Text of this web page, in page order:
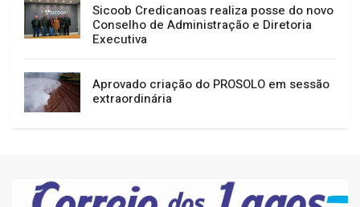
Sicoob Credicanoas realiza posse do novo
Conselho de Administração e Diretoria
Executiva
Aprovado criação do PROSOLO em sessão
extraordinária